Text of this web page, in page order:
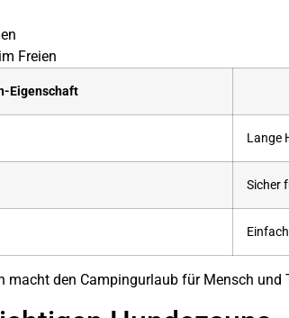
Freien
Eigenschaft
Lange
Sicher
macht den Campingurlaub für Mensch und